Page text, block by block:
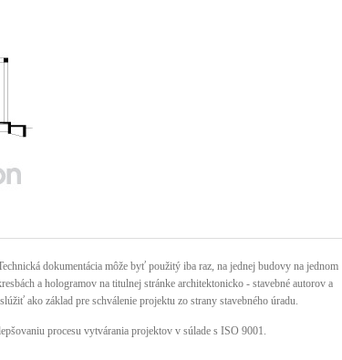
dokumentácia môže byť použitý iba raz, na jednej budovy na jednom
a hologramov na titulnej stránke architektonicko - stavebné autorov a
ako základ pre schválenie projektu zo strany stavebného úradu.
procesu vytvárania projektov v súlade s ISO 9001.